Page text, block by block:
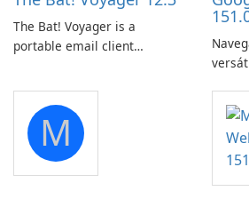
The Bat! Voyager is a
portable email client
portable media on any
computer running Microsoft
Windows.
M